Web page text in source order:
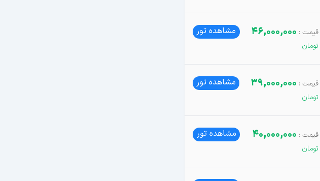
46,000,000 مشاهده تور
39,000,000 مشاهده تور
40,000,000 مشاهده تور